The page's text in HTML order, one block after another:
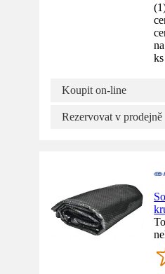
(1
ks
Koupit on-line
Rezervovat v prodejně